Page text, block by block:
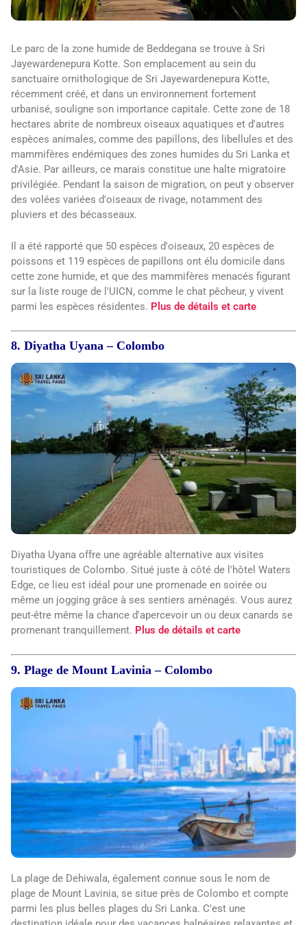
Le parc de la zone humide de Beddegana se trouve à Sri
Jayewardenepura Kotte. Son emplacement au sein du
sanctuaire ornithologique de Sri Jayewardenepura Kotte,
récemment créé, et dans un environnement fortement
urbanisé, souligne son importance capitale. Cette zone de 18
hectares abrite de nombreux oiseaux aquatiques et d'autres
espèces animales, comme des papillons, des libellules et des
mammifères endémiques des zones humides du Sri Lanka et
d'Asie. Par ailleurs, ce marais constitue une halte migratoire
privilégiée. Pendant la saison de migration, on peut y observer
des volées variées d'oiseaux de rivage, notamment des
pluviers et des bécasseaux.
Il a été rapporté que 50 espèces d'oiseaux, 20 espèces de
poissons et 119 espèces de papillons ont élu domicile dans
cette zone humide, et que des mammifères menacés figurant
sur la liste rouge de l'UICN, comme le chat pêcheur, y vivent
parmi les espèces résidentes. Plus de détails et carte
8. Diyatha Uyana – Colombo
Diyatha Uyana offre une agréable alternative aux visites
touristiques de Colombo. Situé juste à côté de l'hôtel Waters
Edge, ce lieu est idéal pour une promenade en soirée ou
même un jogging grâce à ses sentiers aménagés. Vous aurez
peut-être même la chance d'apercevoir un ou deux canards se
promenant tranquillement. Plus de détails et carte
9. Plage de Mount Lavinia – Colombo
La plage de Dehiwala, également connue sous le nom de
plage de Mount Lavinia, se situe près de Colombo et compte
parmi les plus belles plages du Sri Lanka. C'est une